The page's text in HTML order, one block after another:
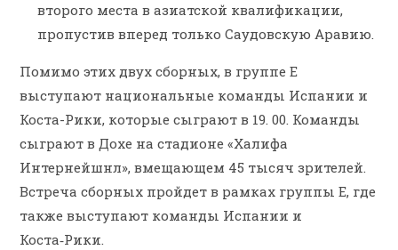
второго места в азиатской квалификации,
пропустив вперед только Саудовскую Аравию.
Помимо этих двух сборных, в группе E
выступают национальные команды Испании и
Коста-Рики, которые сыграют в 19. 00. Команды
сыграют в Дохе на стадионе «Халифа
Интернейшнл», вмещающем 45 тысяч зрителей.
Встреча сборных пройдет в рамках группы Е, где
также выступают команды Испании и
Коста‑Рики.